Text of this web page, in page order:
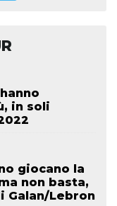
in soli
giocano la
non basta,
Galan/Lebron